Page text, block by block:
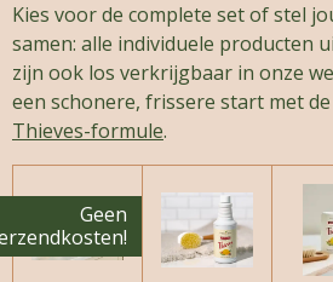
Kies voor de complete set of stel
samen: alle individuele producten
zijn ook los verkrijgbaar in onze
een schonere, frissere start met
Thieves-formule.
Geen